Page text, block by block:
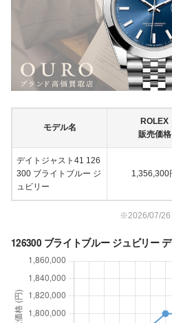
モデル名
ROLEX
販売価格
デイトジャスト41 126
300 ブライトブルー ジ
ュビリー
1,356,300
※2026/07/26